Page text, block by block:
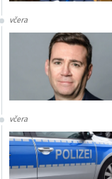
včera
včera